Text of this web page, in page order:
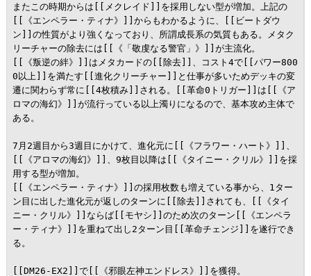
またこの時期からは[[メクレイド]]を採用しない型が増加。上記の
[[《エンペラー・ティナ》]]からもわかるように、[[ビートダウ
ン]]の性質がより強くなっており、所謂成長系の気質もある。メタク
リーチャーの除去には[[《「敬虔なる警官」》]]が主流化。
[[《叛逆の絆》]]はメタカードの[[除去]]、コスト4で[[パワー800
0以上]]を満たす[[進化クリーチャー]]と仕事が多いためデッキの変
遷に関わらず常に[[4枚積み]]される。[[革命0トリガー]]は[[《ア
ロマの海幻》]]が流行っている以上濁りになるので、基本攻め主体で
ある。
7月2週目から3週目にかけて、進化元に[[《フラワー・ハート》]]、
[[《アロマの海幻》]]、9枚目以降は[[《タイニー・クリル》]]を採
用する型が増加。
[[《エンペラー・ティナ》]]の採用枚数も増えている事から、1ター
ン目に出した進化元が返しのターンに[[除去]]されても、[[《タイ
ニー・クリル》]]ならば[[モヤシ]]のため次のターン[[《エンペラ
ー・ティナ》]]を重ねて出し2ターン目[[革命チェンジ]]を遂行でき
る。